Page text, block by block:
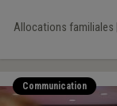
Allocations familiales
Communication